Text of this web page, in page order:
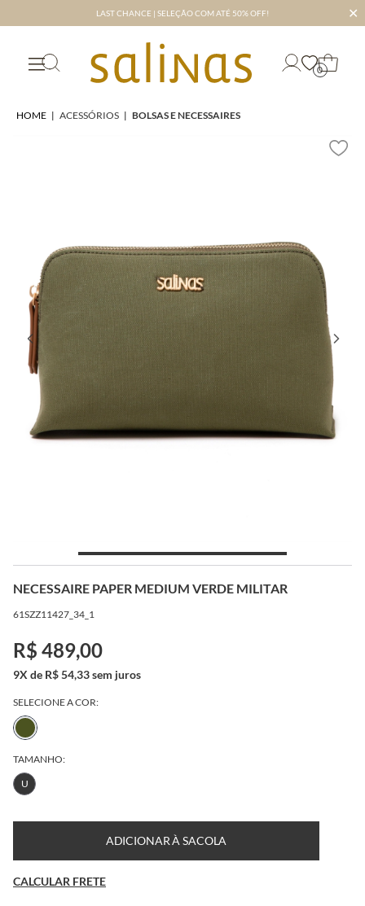
LAST CHANCE | SELEÇÃO COM ATÉ 50% OFF! ✕
0
HOME | ACESSÓRIOS | BOLSAS E NECESSAIRES
NECESSAIRE PAPER MEDIUM VERDE MILITAR
61SZZ11427_34_1
R$ 489,00
9X de R$ 54,33 sem juros
SELECIONE A COR:
TAMANHO:
U
ADICIONAR À SACOLA
CALCULAR FRETE